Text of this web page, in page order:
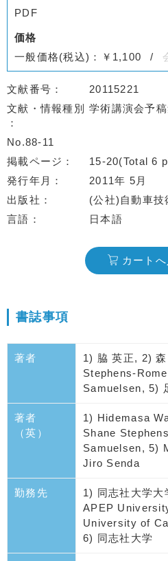
PDF
価格
一般価格(税込)：￥1,100
文献番号
20115221
文献・情報種別
学術講演会予稿
No.88-11
掲載ページ
15-20(Total 6
発行年月
2011年 5月
出版社
(公社)自動車技
言語
日本語
カート
書誌事項
著者
1) 脇 英正, 2)
Stephens-
Samuelsen, 5)
著者
（英）
1) Hidemasa
Shane
Samuelsen, 5)
Jiro Senda
勤務先
1) 同志社大学
APEP
University of
6) 同志社大学